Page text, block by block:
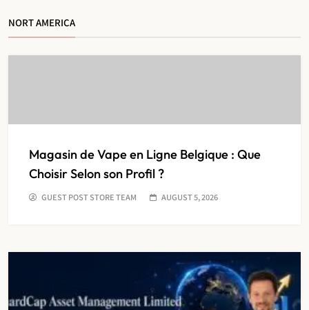
NORT AMERICA
Magasin de Vape en Ligne Belgique : Que
Choisir Selon son Profil ?
GUEST POST STORE TEAM AUGUST 5, 2026